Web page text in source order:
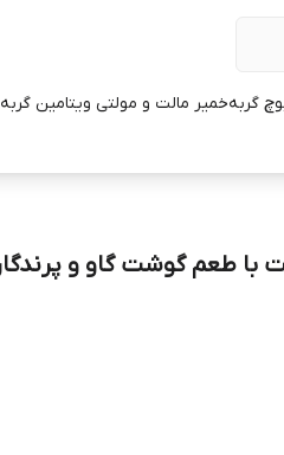
گربهخمیر مالت و مولتی ویتامین گربه
طعم گوشت گاو و